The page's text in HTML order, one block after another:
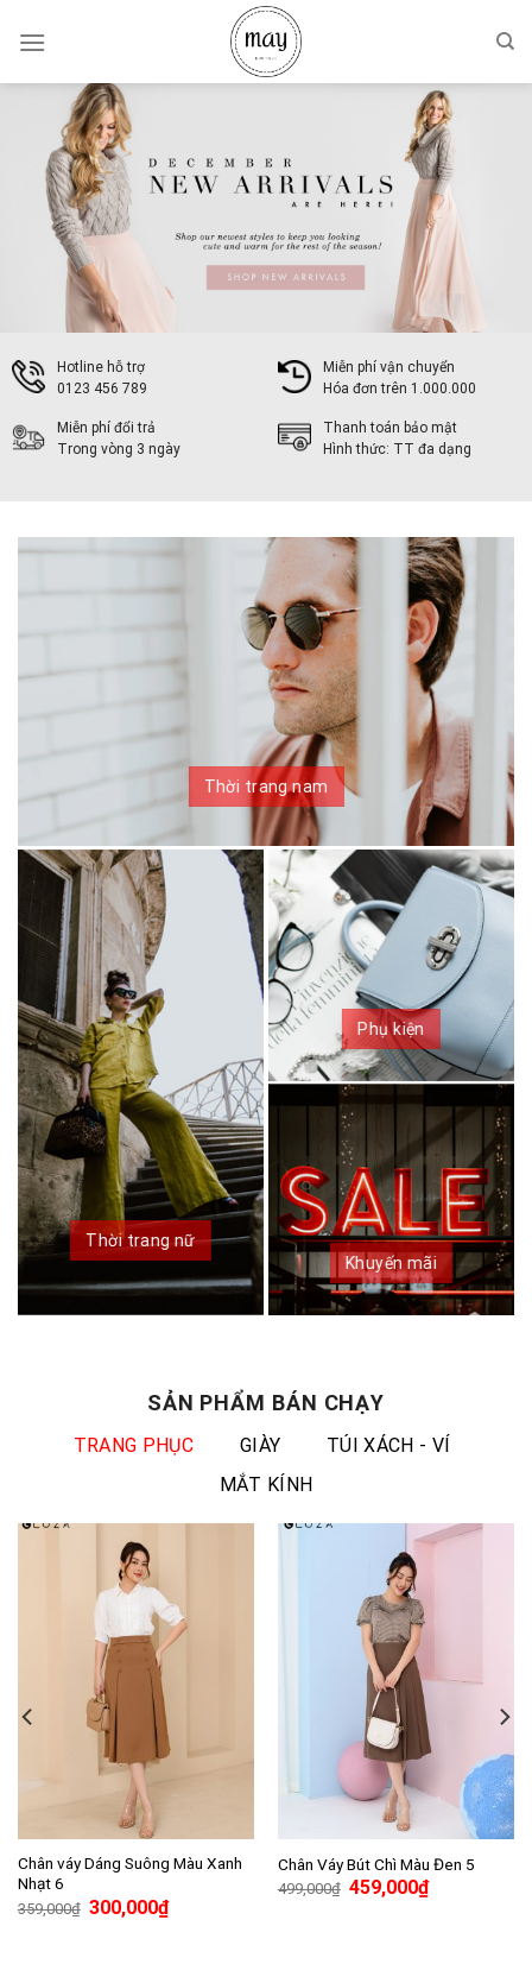
Hotline hỗ trợ
0123 456 789
Miễn phí vận chuyển
Hóa đơn trên 1.000.000
Miễn phí đổi trả
Trong vòng 3 ngày
Thanh toán bảo mật
Hình thức: TT đa dạng
Thời trang nam
Thời trang nữ
Phụ kiện
Khuyến mãi
SẢN PHẨM BÁN CHẠY
TRANG PHỤC GIÀY
TÚI XÁCH - VÍ
MẮT KÍNH
Chân váy Dáng Suông Màu Xanh
Nhạt 6
359,000₫ 300,000₫
Chân Váy Bút Chì Màu Đen 5
499,000₫ 459,000₫